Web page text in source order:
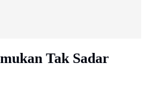
Tak Sadar